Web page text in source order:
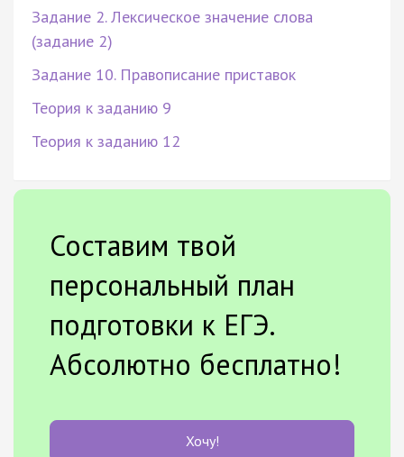
Задание 2. Лексическое значение слова
(задание 2)
Задание 10. Правописание приставок
Теория к заданию 9
Теория к заданию 12
Составим твой
персональный план
подготовки к ЕГЭ.
Абсолютно бесплатно!
Хочу!